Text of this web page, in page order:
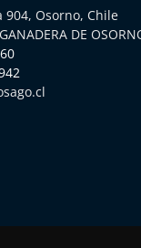
904, Osorno, Chile
DE